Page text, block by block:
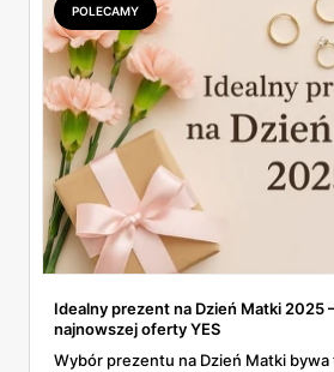
POLECAMY
Idealny prezent na Dzień Matki 2025
najnowszej oferty YES
Wybór prezentu na Dzień Matki